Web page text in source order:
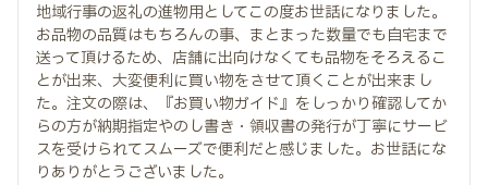
地域行事の返礼の進物用としてこの度お世話になりました。
お品物の品質はもちろんの事、まとまった数量でも自宅まで
送って頂けるため、店舗に出向けなくても品物をそろえるこ
とが出来、大変便利に買い物をさせて頂くことが出来まし
た。注文の際は、『お買い物ガイド』をしっかり確認してか
らの方が納期指定やのし書き・領収書の発行が丁寧にサービ
スを受けられてスムーズで便利だと感じました。お世話にな
りありがとうございました。